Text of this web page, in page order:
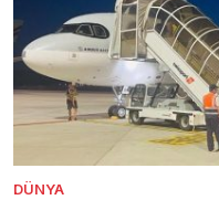
DÜNYA